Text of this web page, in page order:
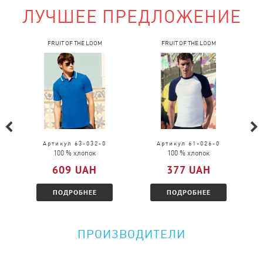
Можно ли поменять товар?
Обмен возможен в случаи брака.
Обмен возможен на товар той же модели, только
в другом размере.
Можно ли вернуть товар?
Пожалуйста, перейдите поссылкеи
ознакомитесь с условиями.
ЛУЧШЕЕ ПРЕДЛОЖЕНИЕ
FRUIT OF THE LOOM
Артикул 63-032-0
100 % хлопок
609 UAH
ПОДРОБНЕЕ
FRUIT OF THE LOOM
Артикул 61-026-0
100 % хлопок
377 UAH
ПОДРОБНЕЕ
ПРОИЗВОДИТЕЛИ